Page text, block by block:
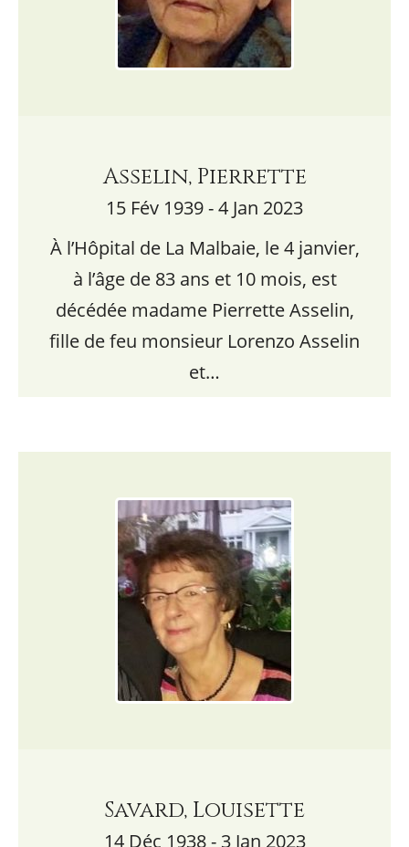
Asselin, Pierrette
15 Fév 1939 - 4 Jan 2023
À l’Hôpital de La Malbaie, le 4 janvier,
à l’âge de 83 ans et 10 mois, est
décédée madame Pierrette Asselin,
fille de feu monsieur Lorenzo Asselin
et…
Savard, Louisette
14 Déc 1938 - 3 Jan 2023